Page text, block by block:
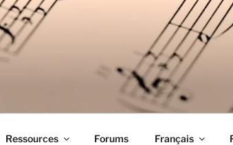
Ressources Forums Français